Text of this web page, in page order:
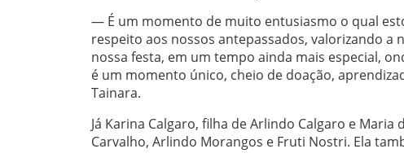
— É um momento de muito entusiasmo o qual
respeito aos nossos antepassados, valorizando a
nossa festa, em um tempo ainda mais especial,
é um momento único, cheio de doação,
Tainara.
Já Karina Calgaro, filha de Arlindo Calgaro e
Carvalho, Arlindo Morangos e Fruti Nostri. Ela